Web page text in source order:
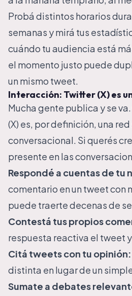
Probá distintos horarios
semanas y mirá tus
cuándo tu audiencia está
el momento justo puede
un mismo tweet.
Interacción: Twitter (X) es
Mucha gente publica y se
(X) es, por definición, una
conversacional. Si querés
presente en las
Respondé a cuentas de tu
comentario en un tweet con
puede traerte decenas de
Contestá tus propios
respuesta reactiva el tweet
Citá tweets con tu opinión:
distinta en lugar de un
Sumate a debates